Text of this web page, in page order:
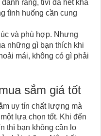
răng, tivi đã hết khả
tình huống cần cung
và phù hợp. Nhưng
những gì bạn thích khi
mái, không có gì phải
sắm giá tốt
uy tín chất lượng mà
lựa chọn tốt. Khi đến
thì bạn không cần lo